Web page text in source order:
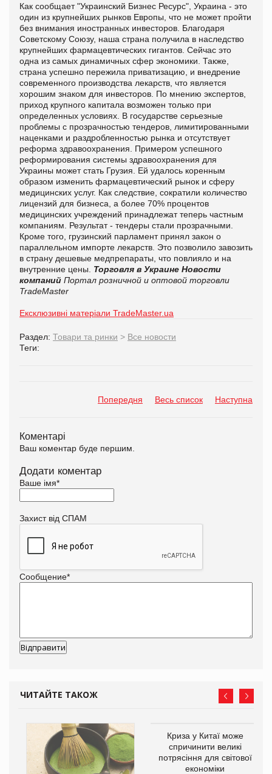
Как сообщает "Украинский Бизнес Ресурс", Украина - это
один из крупнейших рынков Европы, что не может пройти
без внимания иностранных инвесторов. Благодаря
Советскому Союзу, наша страна получила в наследство
крупнейших фармацевтических гигантов. Сейчас это
одна из самых динамичных сфер экономики. Также,
страна успешно пережила приватизацию, и внедрение
современного производства лекарств, что является
хорошим знаком для инвесторов. По мнению экспертов,
приход крупного капитала возможен только при
определенных условиях. В государстве серьезные
проблемы с прозрачностью тендеров, лимитированными
наценками и раздробленностью рынка и отсутствует
реформа здравоохранения. Примером успешного
реформирования системы здравоохранения для
Украины может стать Грузия. Ей удалось коренным
образом изменить фармацевтический рынок и сферу
медицинских услуг. Как следствие, сократили количество
лицензий для бизнеса, а более 70% процентов
медицинских учреждений принадлежат теперь частным
компаниям. Результат - тендеры стали прозрачными.
Кроме того, грузинский парламент принял закон о
параллельном импорте лекарств. Это позволило завозить
в страну дешевые медпрепараты, что повлияло и на
внутренние цены. Торговля в Украине Новости
компаний Портал розничной и оптовой торговли
TradeMaster
Ексклюзивні матеріали TradeMaster.ua
Раздел: Товари та ринки > Все новости
Теги:
Попередня Весь список Наступна
Коментарі
Ваш коментар буде першим.
Додати коментар
Ваше імя*
Захист від СПАМ
Сообщение*
ЧИТАЙТЕ ТАКОЖ
Криза у Китаї може
спричинити великі
потрясіння для світової
економіки